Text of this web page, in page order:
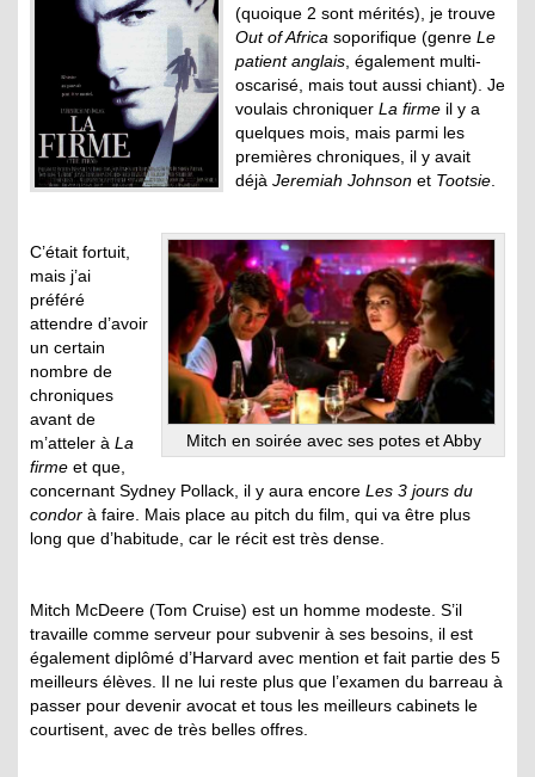
(quoique 2 sont mérités), je trouve
Out of Africa soporifique (genre Le
patient anglais , également multi-
oscarisé, mais tout aussi chiant). Je
voulais chroniquer La firme il y a
quelques mois, mais parmi les
premières chroniques, il y avait
déjà Jeremiah Johnson et Tootsie
Mitch en soirée avec ses potes et Abby
C’était fortuit,
mais j’ai
préféré
attendre d’avoir
un certain
nombre de
chroniques
avant de
m’atteler à La
firme et que,
concernant Sydney Pollack, il y aura encore Les 3 jours du
condor à faire. Mais place au pitch du film, qui va être plus
long que d’habitude, car le récit est très dense.
Mitch McDeere (Tom Cruise) est un homme modeste. S’il
travaille comme serveur pour subvenir à ses besoins, il est
également diplômé d’Harvard avec mention et fait partie des 5
meilleurs élèves. Il ne lui reste plus que l’examen du barreau à
passer pour devenir avocat et tous les meilleurs cabinets le
courtisent, avec de très belles offres.